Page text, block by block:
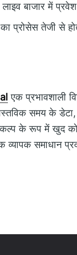
लाइव बाजार में
का प्रोसेस तेजी से
एक प्रभावशाली
समय के
के रूप में खुद
समाधान